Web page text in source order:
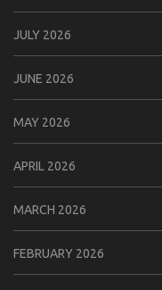
JULY 2026
JUNE 2026
MAY 2026
APRIL 2026
MARCH 2026
FEBRUARY 2026